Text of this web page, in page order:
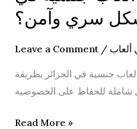
سري وآمن؟
Leave a Comment /
جنسية في الجزائر بطريقة
تشتري
ألعاب
الجزائر
بشكل
Read More »